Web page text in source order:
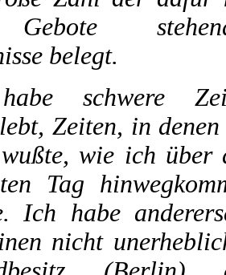
belegt.
schwere
Zeiten, in
wie ich über
Tag
Ich habe
nicht